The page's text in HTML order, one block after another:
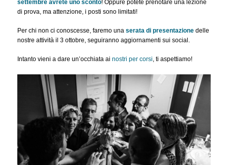
settembre avrete uno sconto! Oppure potete prenotare una lezione
di prova, ma attenzione, i posti sono limitati!
Per chi non ci conoscesse, faremo una serata di presentazionedelle
nostre attività il 3 ottobre, seguiranno aggiornamenti sui social.
Intanto vieni a dare un’occhiata ai nostri per corsi, ti aspettiamo!